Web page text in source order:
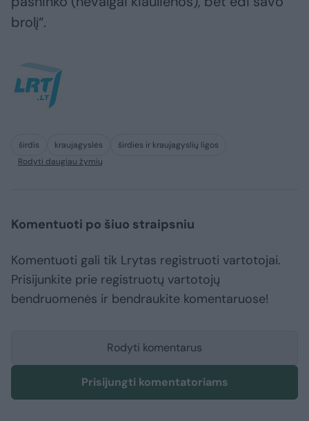
brolį“.
širdis kraujagyslės
širdies ir kraujagyslių ligos
Rodyti daugiau žymių
Komentuoti po šiuo straipsniu
Komentuoti gali tik Lrytas registruoti vartotojai.
Prisijunkite prie registruotų vartotojų
bendruomenės ir bendraukite komentaruose!
Rodyti komentarus
Prisijungti komentatoriams